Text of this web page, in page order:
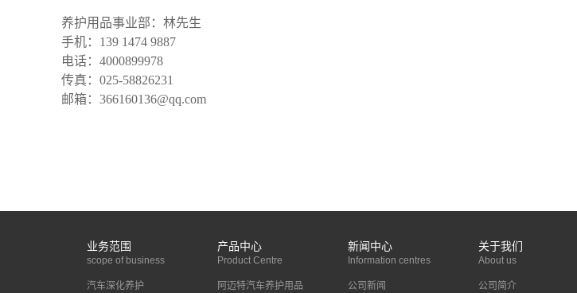
养护用品事业部：林先生
手机：139 1474 9887
电话：4000899978
传真：025-58826231
邮箱：366160136@qq.com
业务范围
scope of business
汽车深化养护
产品中心
Product Centre
阿迈特汽车养护用品
新闻中心
Information centres
公司新闻
关于我们
About us
公司简介